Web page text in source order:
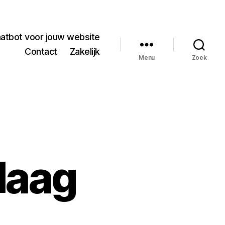
voor jouw website
Contact
Zakelijk
Menu Zoek